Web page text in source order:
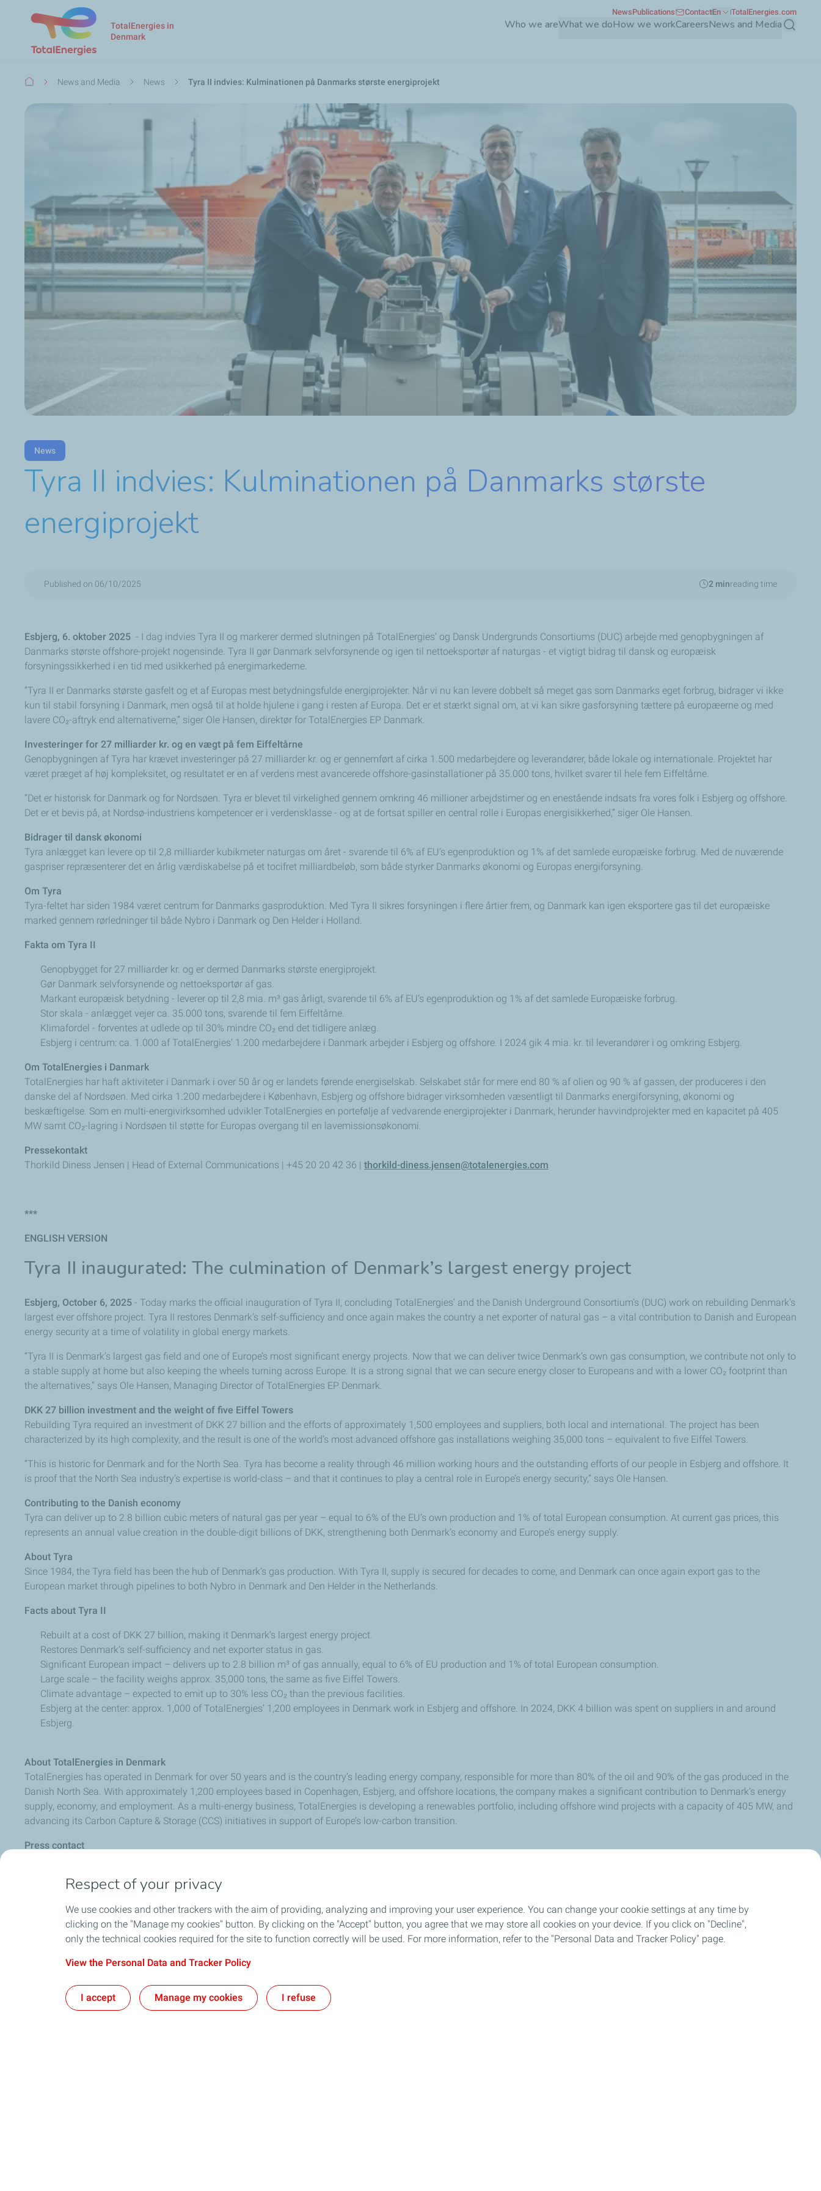
TotalEnergies in
Denmark
Who we areWhat we doHow we workCareersNews and Media Search
NewsPublications ContactEn TotalEnergies.com
BreadcrumbNews and Media News Tyra II indvies: Kulminationen på Danmarks største energiprojekt
News
Tyra II indvies: Kulminationen på Danmarks største
energiprojekt
Published on 06/10/2025 2 minreading time
Esbjerg, 6. oktober 2025 - I dag indvies Tyra II og markerer dermed slutningen på TotalEnergies’ og Dansk Undergrunds Consortiums (DUC) arbejde med genopbygningen af
Danmarks største offshore-projekt nogensinde. Tyra II gør Danmark selvforsynende og igen til nettoeksportør af naturgas - et vigtigt bidrag til dansk og europæisk
forsyningssikkerhed i en tid med usikkerhed på energimarkederne.
”Tyra II er Danmarks største gasfelt og et af Europas mest betydningsfulde energiprojekter. Når vi nu kan levere dobbelt så meget gas som Danmarks eget forbrug, bidrager vi ikke
kun til stabil forsyning i Danmark, men også til at holde hjulene i gang i resten af Europa. Det er et stærkt signal om, at vi kan sikre gasforsyning tættere på europæerne og med
lavere CO₂-aftryk end alternativerne,” siger Ole Hansen, direktør for TotalEnergies EP Danmark.
Investeringer for 27 milliarder kr. og en vægt på fem Eiffeltårne
Genopbygningen af Tyra har krævet investeringer på 27 milliarder kr. og er gennemført af cirka 1.500 medarbejdere og leverandører, både lokale og internationale. Projektet har
været præget af høj kompleksitet, og resultatet er en af verdens mest avancerede offshore-gasinstallationer på 35.000 tons, hvilket svarer til hele fem Eiffeltårne.
”Det er historisk for Danmark og for Nordsøen. Tyra er blevet til virkelighed gennem omkring 46 millioner arbejdstimer og en enestående indsats fra vores folk i Esbjerg og offshore.
Det er et bevis på, at Nordsø-industriens kompetencer er i verdensklasse - og at de fortsat spiller en central rolle i Europas energisikkerhed,” siger Ole Hansen.
Bidrager til dansk økonomi
Tyra anlægget kan levere op til 2,8 milliarder kubikmeter naturgas om året - svarende til 6% af EU’s egenproduktion og 1% af det samlede europæiske forbrug. Med de nuværende
gaspriser repræsenterer det en årlig værdiskabelse på et tocifret milliardbeløb, som både styrker Danmarks økonomi og Europas energiforsyning.
Om Tyra
Tyra-feltet har siden 1984 været centrum for Danmarks gasproduktion. Med Tyra II sikres forsyningen i flere årtier frem, og Danmark kan igen eksportere gas til det europæiske
marked gennem rørledninger til både Nybro i Danmark og Den Helder i Holland.
Fakta om Tyra II
Genopbygget for 27 milliarder kr. og er dermed Danmarks største energiprojekt.
Gør Danmark selvforsynende og nettoeksportør af gas.
Markant europæisk betydning - leverer op til 2,8 mia. m³ gas årligt, svarende til 6% af EU’s egenproduktion og 1% af det samlede Europæiske forbrug.
Stor skala - anlægget vejer ca. 35.000 tons, svarende til fem Eiffeltårne.
Klimafordel - forventes at udlede op til 30% mindre CO₂ end det tidligere anlæg.
Esbjerg i centrum: ca. 1.000 af TotalEnergies’ 1.200 medarbejdere i Danmark arbejder i Esbjerg og offshore. I 2024 gik 4 mia. kr. til leverandører i og omkring Esbjerg.
Om TotalEnergies i Danmark
TotalEnergies har haft aktiviteter i Danmark i over 50 år og er landets førende energiselskab. Selskabet står for mere end 80 % af olien og 90 % af gassen, der produceres i den
danske del af Nordsøen. Med cirka 1.200 medarbejdere i København, Esbjerg og offshore bidrager virksomheden væsentligt til Danmarks energiforsyning, økonomi og
beskæftigelse. Som en multi-energivirksomhed udvikler TotalEnergies en portefølje af vedvarende energiprojekter i Danmark, herunder havvindprojekter med en kapacitet på 405
MW samt CO₂-lagring i Nordsøen til støtte for Europas overgang til en lavemissionsøkonomi.
Pressekontakt
Thorkild Diness Jensen | Head of External Communications | +45 20 20 42 36 | thorkild-diness.jensen@totalenergies.com
***
ENGLISH VERSION
Tyra II inaugurated: The culmination of Denmark’s largest energy project
Esbjerg, October 6, 2025 - Today marks the official inauguration of Tyra II, concluding TotalEnergies’ and the Danish Underground Consortium’s (DUC) work on rebuilding Denmark’s
largest ever offshore project. Tyra II restores Denmark’s self-sufficiency and once again makes the country a net exporter of natural gas – a vital contribution to Danish and European
energy security at a time of volatility in global energy markets.
“Tyra II is Denmark’s largest gas field and one of Europe’s most significant energy projects. Now that we can deliver twice Denmark’s own gas consumption, we contribute not only to
a stable supply at home but also keeping the wheels turning across Europe. It is a strong signal that we can secure energy closer to Europeans and with a lower CO₂ footprint than
the alternatives,” says Ole Hansen, Managing Director of TotalEnergies EP Denmark.
DKK 27 billion investment and the weight of five Eiffel Towers
Rebuilding Tyra required an investment of DKK 27 billion and the efforts of approximately 1,500 employees and suppliers, both local and international. The project has been
characterized by its high complexity, and the result is one of the world’s most advanced offshore gas installations weighing 35,000 tons – equivalent to five Eiffel Towers.
“This is historic for Denmark and for the North Sea. Tyra has become a reality through 46 million working hours and the outstanding efforts of our people in Esbjerg and offshore. It
is proof that the North Sea industry’s expertise is world-class – and that it continues to play a central role in Europe’s energy security,” says Ole Hansen.
Contributing to the Danish economy
Tyra can deliver up to 2.8 billion cubic meters of natural gas per year – equal to 6% of the EU’s own production and 1% of total European consumption. At current gas prices, this
represents an annual value creation in the double-digit billions of DKK, strengthening both Denmark’s economy and Europe’s energy supply.
About Tyra
Since 1984, the Tyra field has been the hub of Denmark’s gas production. With Tyra II, supply is secured for decades to come, and Denmark can once again export gas to the
European market through pipelines to both Nybro in Denmark and Den Helder in the Netherlands.
Facts about Tyra II
Rebuilt at a cost of DKK 27 billion, making it Denmark’s largest energy project.
Restores Denmark’s self-sufficiency and net exporter status in gas.
Significant European impact – delivers up to 2.8 billion m³ of gas annually, equal to 6% of EU production and 1% of total European consumption.
Large scale – the facility weighs approx. 35,000 tons, the same as five Eiffel Towers.
Climate advantage – expected to emit up to 30% less CO₂ than the previous facilities.
Esbjerg at the center: approx. 1,000 of TotalEnergies’ 1,200 employees in Denmark work in Esbjerg and offshore. In 2024, DKK 4 billion was spent on suppliers in and around
Esbjerg.
About TotalEnergies in Denmark
TotalEnergies has operated in Denmark for over 50 years and is the country’s leading energy company, responsible for more than 80% of the oil and 90% of the gas produced in the
Danish North Sea. With approximately 1,200 employees based in Copenhagen, Esbjerg, and offshore locations, the company makes a significant contribution to Denmark’s energy
supply, economy, and employment. As a multi-energy business, TotalEnergies is developing a renewables portfolio, including offshore wind projects with a capacity of 405 MW, and
advancing its Carbon Capture & Storage (CCS) initiatives in support of Europe’s low-carbon transition.
Press contact
Respect of your privacy
We use cookies and other trackers with the aim of providing, analyzing and improving your user experience. You can change your cookie settings at any time by
clicking on the "Manage my cookies" button. By clicking on the "Accept" button, you agree that we may store all cookies on your device. If you click on "Decline",
only the technical cookies required for the site to function correctly will be used. For more information, refer to the "Personal Data and Tracker Policy" page.
View the Personal Data and Tracker Policy
I accept Manage my cookies I refuse